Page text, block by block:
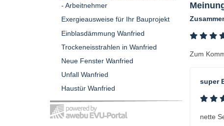
- Arbeitnehmer
Exergieausweise für Ihr Bauprojekt
Einblasdämmung Wanfried
Trockeneisstrahlen in Wanfried
Neue Fenster Wanfried
Unfall Wanfried
Haustür Wanfried
Zum
super
nette